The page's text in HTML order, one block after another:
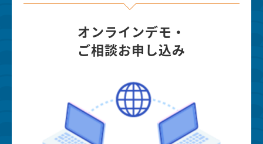
オンラインデモ・
ご相談お申し込み